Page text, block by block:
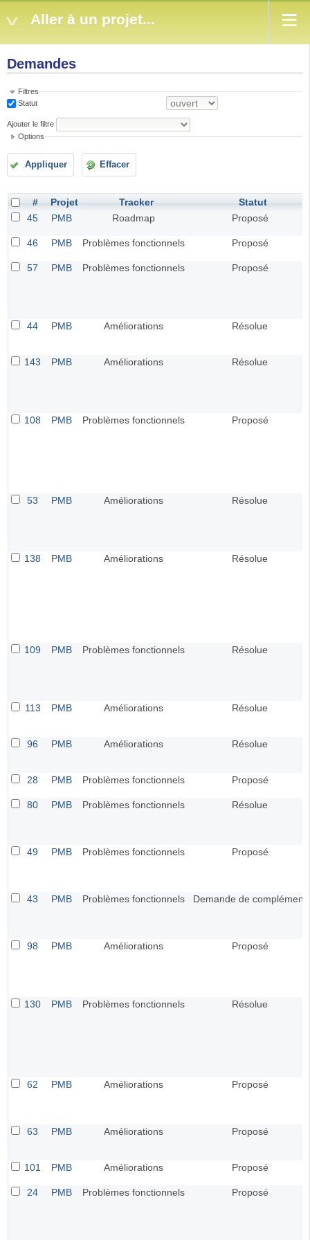
Aller à un projet...
Demandes
Filtres
Statut
Ajouter le filtre
Options
Appliquer Effacer
# Projet Tracker
Statut
45
PMB Roadmap Proposé
46 PMB Problèmes fonctionnels Proposé
57 PMB Problèmes fonctionnels Proposé
44 PMB Améliorations Résolue
143 PMB Améliorations Résolue
108 PMB Problèmes fonctionnels Proposé
53 PMB Améliorations Résolue
138 PMB Améliorations Résolue
109 PMB Problèmes fonctionnels Résolue
113 PMB Améliorations Résolue
96 PMB Améliorations Résolue
28 PMB Problèmes fonctionnels Proposé
80 PMB Problèmes fonctionnels Résolue
49 PMB Problèmes fonctionnels Proposé
43 PMB Problèmes fonctionnels Demande de complément
98 PMB Améliorations Proposé
130 PMB Problèmes fonctionnels Résolue
62 PMB Améliorations Proposé
63 PMB Améliorations Proposé
101 PMB Améliorations Proposé
24 PMB Problèmes fonctionnels Proposé